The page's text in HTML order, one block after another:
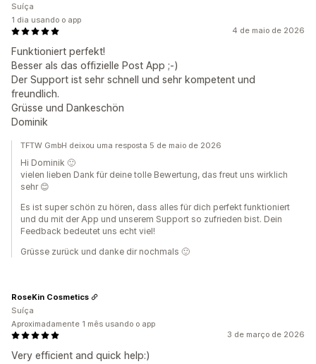
4 de maio de 2026
Funktioniert perfekt!
Besser als das offizielle Post App ;-)
Der Support ist sehr schnell und sehr kompetent und
freundlich.
Grüsse und Dankeschön
Dominik
Suíça
1 dia usando o app
TFTW GmbH deixou uma resposta 5 de maio de 2026
Hi Dominik 🙂
vielen lieben Dank für deine tolle Bewertung, das freut uns wirklich
sehr 😊
Es ist super schön zu hören, dass alles für dich perfekt funktioniert
und du mit der App und unserem Support so zufrieden bist. Dein
Feedback bedeutet uns echt viel!
Grüsse zurück und danke dir nochmals 🙂
3 de março de 2026
Very efficient and quick help:)
RoseKin Cosmetics
Suíça
Aproximadamente 1 mês usando o app